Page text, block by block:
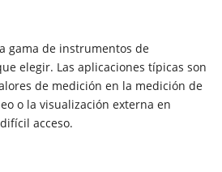
gama de instrumentos de
elegir. Las aplicaciones típicas son
de medición en la medición de
o la visualización externa en
acceso.